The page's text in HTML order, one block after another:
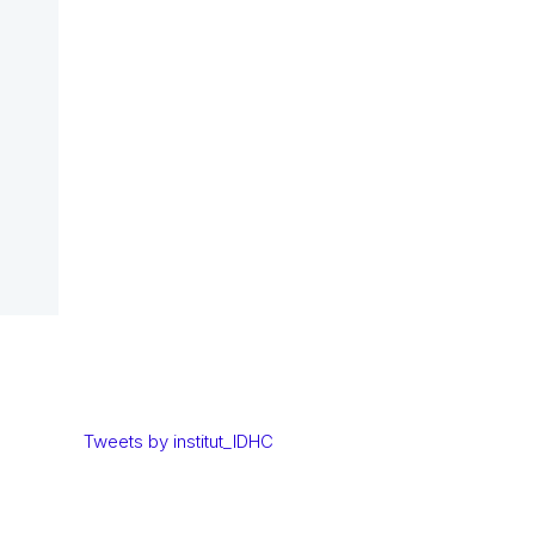
Tweets by institut_IDHC